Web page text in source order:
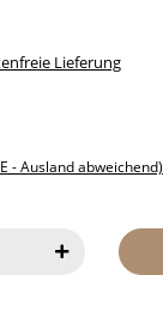
Lieferung
- Ausland abweichend)